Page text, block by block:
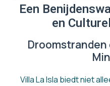
Een
en
Droomstranden
Villa La Isla biedt niet